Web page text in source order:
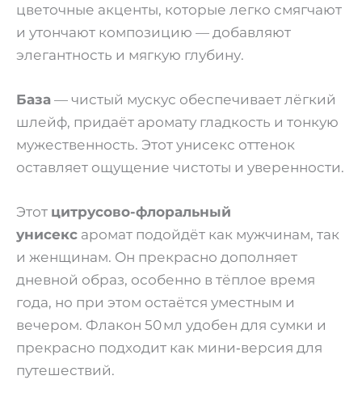
цветочные акценты, которые легко смягчают
и утончают композицию — добавляют
элегантность и мягкую глубину.
База — чистый мускус обеспечивает лёгкий
шлейф, придаёт аромату гладкость и тонкую
мужественность. Этот унисекс оттенок
оставляет ощущение чистоты и уверенности.
Этот цитрусово-флоральный
унисекс аромат подойдёт как мужчинам, так
и женщинам. Он прекрасно дополняет
дневной образ, особенно в тёплое время
года, но при этом остаётся уместным и
вечером. Флакон 50 мл удобен для сумки и
прекрасно подходит как мини‑версия для
путешествий.